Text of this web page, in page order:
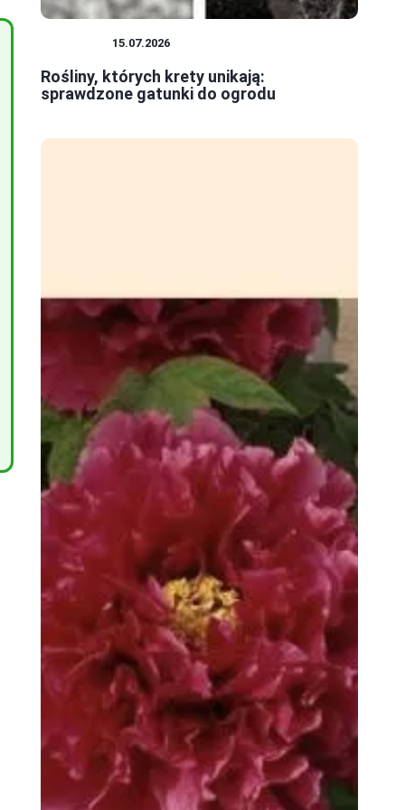
15.07.2026
Rośliny, których krety unikają:
sprawdzone gatunki do ogrodu